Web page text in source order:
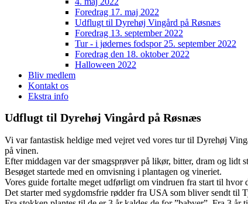
Foredrag 17. maj 2022
Udflugt til Dyrehøj Vingård på Røsnæs
Foredrag 13. september 2022
Tur - i jødernes fodspor 25. september 2022
Foredrag den 18. oktober 2022
Halloween 2022
Bliv medlem
Kontakt os
Ekstra info
Udflugt til Dyrehøj Vingård på Røsnæs
Vi var fantastisk heldige med vejret ved vores tur til Dyrehøj
på vinen.
Efter middagen var der smagsprøver på likør, bitter, dram og lidt
Besøget startede med en omvisning i plantagen og vineriet.
Vores guide fortalte meget udførligt om vindruen fra start til hvor
Det starter med sygdomsfrie rødder fra USA som bliver sendt til